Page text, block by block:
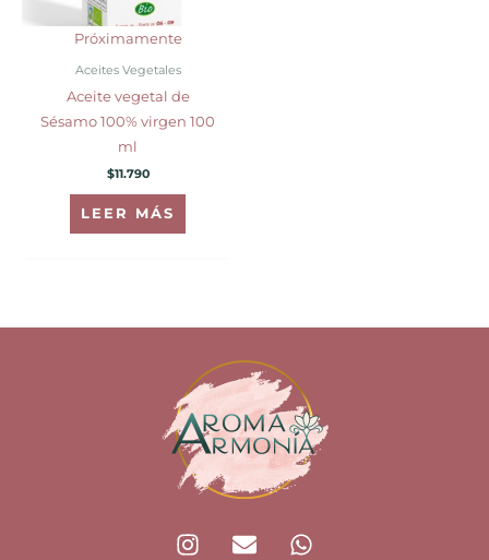
Próximamente
Aceites Vegetales
Aceite vegetal de
Sésamo 100% virgen 100
ml
$11.790
LEER MÁS
I
E
W